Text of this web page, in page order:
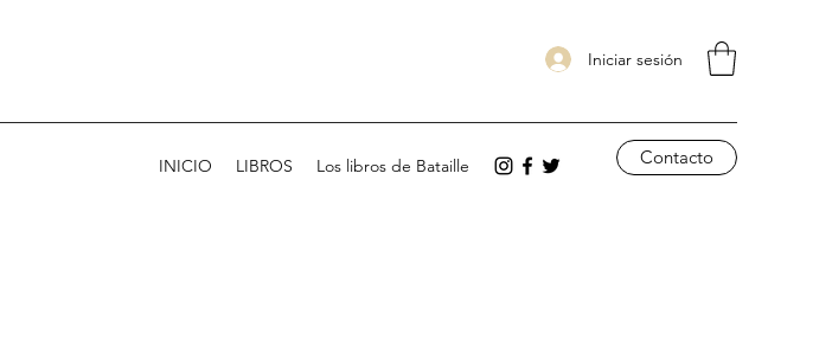
Iniciar sesión
INICIO LIBROS Los libros de Bataille Contacto